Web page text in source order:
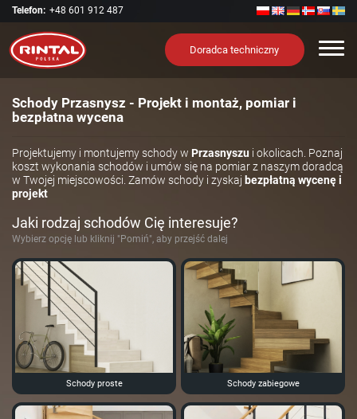
Telefon: +48 601 912 487
Doradca techniczny
Schody Przasnysz - Projekt i montaż, pomiar i
bezpłatna wycena
Projektujemy i montujemy schody w Przasnyszu i okolicach. Poznaj
koszt wykonania schodów i umów się na pomiar z naszym doradcą
w Twojej miejscowości. Zamów schody i zyskaj bezpłatną wycenę i
projekt
Jaki rodzaj schodów Cię interesuje?
Wybierz opcję lub kliknij "Pomiń", aby przejść dalej
Schody proste Schody zabiegowe